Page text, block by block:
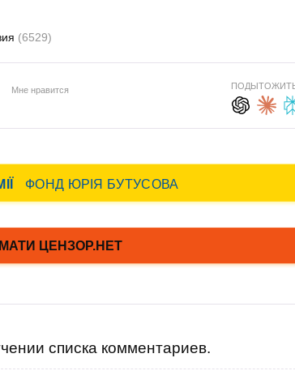
(6529)
Мне нравится
списка комментариев.